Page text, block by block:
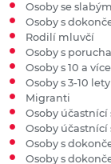
Osoby se
Osoby s
Rodilí mluvčí
Osoby s
Osoby s 10 a
Osoby s 3-10
Migranti
Osoby účastnící
Osoby účastnící
Osoby s
Osoby s